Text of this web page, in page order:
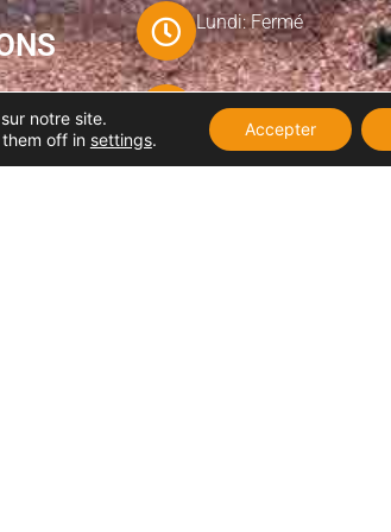
Blangy
Lundi: Fermé
Mar-Ven: 08:30–12:00,
14:00–19:00
notre site.
off in settings.
Accepter